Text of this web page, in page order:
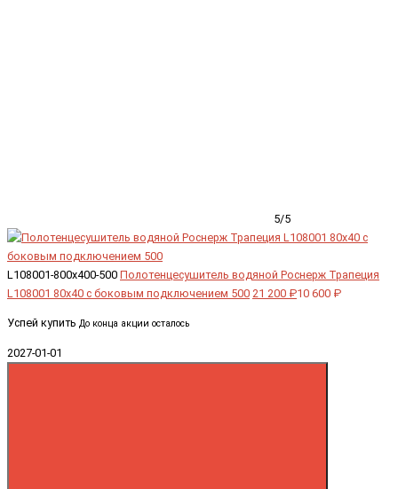
5/5
L108001-800x400-500 Полотенцесушитель водяной Роснерж Трапеция
L108001 80x40 с боковым подключением 500 21 200 ₽10 600 ₽
Успей купить До конца акции осталось
2027-01-01